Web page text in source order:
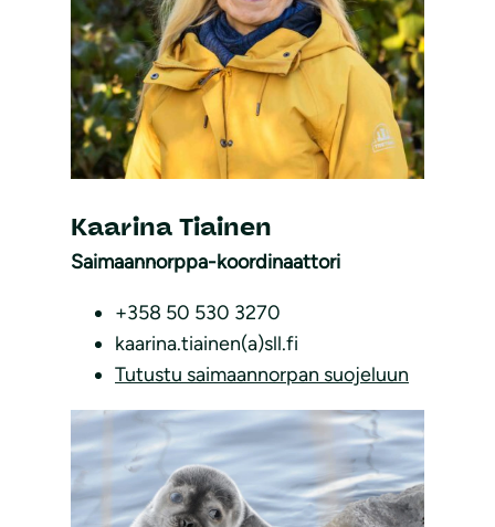
Saimaannorppa-koordinaattori
Kaarina Tiainen
+358 50 530 3270
kaarina.tiainen(a)sll.fi
Tutustu saimaannorpan suojeluun